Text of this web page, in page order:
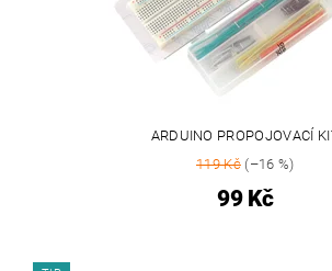
ARDUINO PROPOJOVACÍ
119 Kč(–16 %)
99 Kč